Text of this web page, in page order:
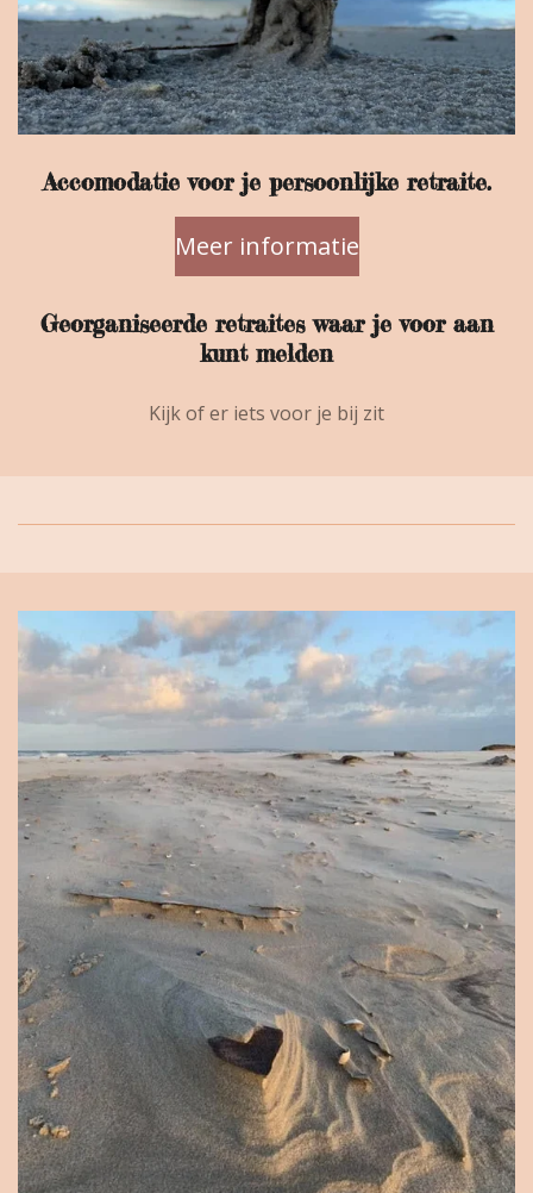
Accomodatie voor je persoonlijke retraite.
Meer informatie
Georganiseerde retraites waar je voor aan
kunt melden
Kijk of er iets voor je bij zit